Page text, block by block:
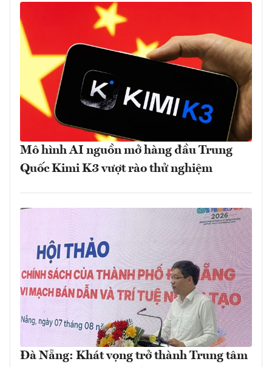
Mô hình AI nguồn mở hàng đầu Trung
Quốc Kimi K3 vượt rào thử nghiệm
Đà Nẵng: Khát vọng trở thành Trung tâm